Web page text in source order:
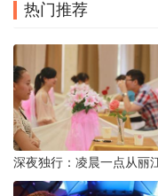
热门推荐